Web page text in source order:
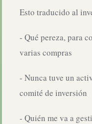
Esto traducido al
- Qué pereza, para
varias compras
- Nunca tuve un
comité de inversión
- Quién me va a